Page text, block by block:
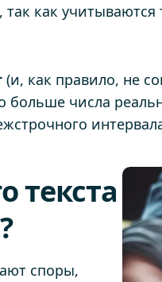
как
(и, как правило, не
числа
текста
споры,